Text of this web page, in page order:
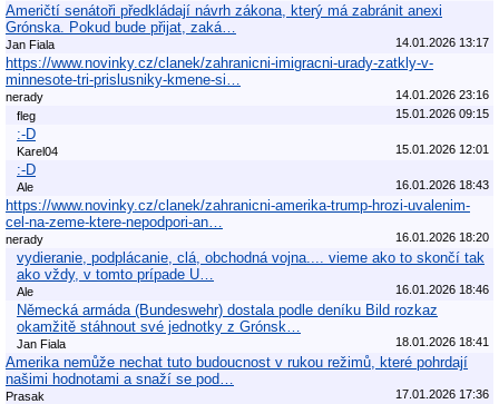
Američtí senátoři předkládají návrh zákona, který má zabránit anexi
Grónska. Pokud bude přijat, zaká…
Jan Fiala 14.01.2026 13:17
https://www.novinky.cz/clanek/zahranicni-imigracni-urady-zatkly-v-
minnesote-tri-prislusniky-kmene-si…
nerady
14.01.2026 23:16
fleg
15.01.2026 09:15
:-D
Karel04 15.01.2026 12:01
:-D
Ale 16.01.2026 18:43
https://www.novinky.cz/clanek/zahranicni-amerika-trump-hrozi-uvalenim-
cel-na-zeme-ktere-nepodpori-an…
nerady 16.01.2026 18:20
vydieranie, podplácanie, clá, obchodná vojna.... vieme ako to skončí tak
ako vždy, v tomto prípade U…
Ale 16.01.2026 18:46
Německá armáda (Bundeswehr) dostala podle deníku Bild rozkaz
okamžitě stáhnout své jednotky z Grónsk…
Jan Fiala 18.01.2026 18:41
Amerika nemůže nechat tuto budoucnost v rukou režimů, které pohrdají
našimi hodnotami a snaží se pod…
Prasak 17.01.2026 17:36